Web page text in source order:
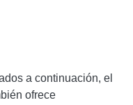
a continuación, el
ofrece